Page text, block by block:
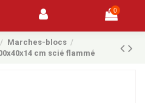
0
Marches-blocs
cm scié flammé